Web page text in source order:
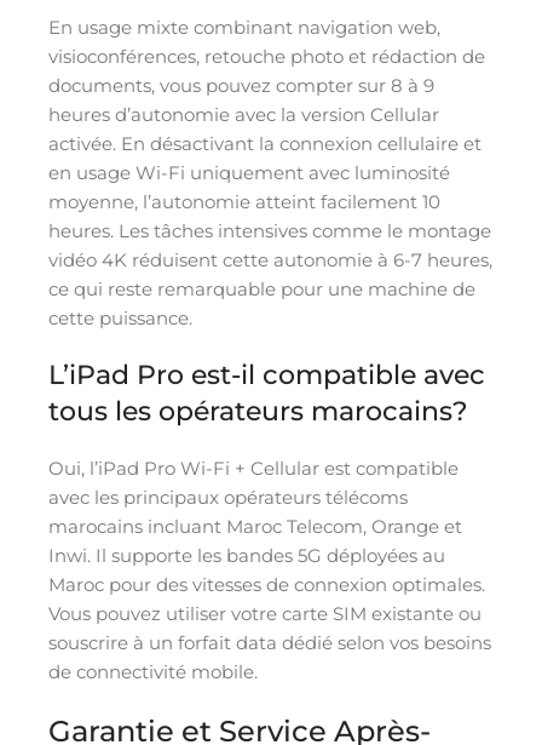
En usage mixte combinant navigation web,
visioconférences, retouche photo et rédaction de
documents, vous pouvez compter sur 8 à 9
heures d’autonomie avec la version Cellular
activée. En désactivant la connexion cellulaire et
en usage Wi-Fi uniquement avec luminosité
moyenne, l’autonomie atteint facilement 10
heures. Les tâches intensives comme le montage
vidéo 4K réduisent cette autonomie à 6-7 heures,
ce qui reste remarquable pour une machine de
cette puissance.
L’iPad Pro est-il compatible avec
tous les opérateurs marocains?
Oui, l’iPad Pro Wi-Fi + Cellular est compatible
avec les principaux opérateurs télécoms
marocains incluant Maroc Telecom, Orange et
Inwi. Il supporte les bandes 5G déployées au
Maroc pour des vitesses de connexion optimales.
Vous pouvez utiliser votre carte SIM existante ou
souscrire à un forfait data dédié selon vos besoins
de connectivité mobile.
Garantie et Service Après-